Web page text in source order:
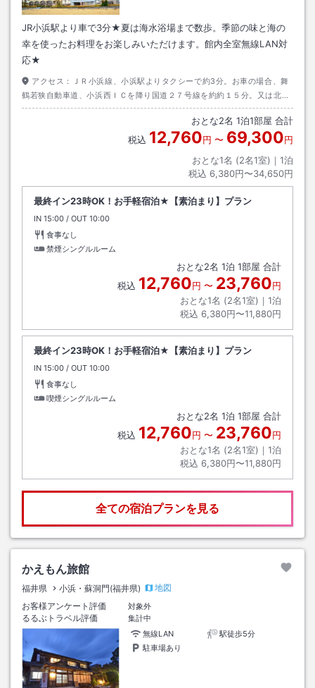
JR小浜駅より車で3分★夏は海水浴場まで数歩。季節の味と海の
幸を使ったお料理をお楽しみいただけます。館内全室無線LAN対
応★
アクセス：
ＪＲ小浜線、小浜駅よりタクシーで約3分。お車の場合、舞
鶴若狭自動車道、小浜西ＩＣを降り国道２７号線を約約１５分。又は北陸
自動車道・敦賀ＩＣを降り国道２７号線を約１時間。
おとな2名 1泊1部屋 合計
税込 12,760円 〜 69,300円
おとな1名 (2名1室)｜ 1泊
税込 6,380円〜34,650円
最終イン23時OK！お手軽宿泊★【素泊まり】プラン
IN チェックイン
15:00 / OUT チェックアウト
10:00
食事なし
禁煙シングルルーム
おとな2名 1泊 1部屋 合計
税込 12,760円 〜 23,760円
おとな1名 (2名1室)｜ 1泊
税込 6,380円〜11,880円
最終イン23時OK！お手軽宿泊★【素泊まり】プラン
IN チェックイン
15:00 / OUT チェックアウト
10:00
食事なし
喫煙シングルルーム
おとな2名 1泊 1部屋 合計
税込 12,760円 〜 23,760円
おとな1名 (2名1室)｜ 1泊
税込 6,380円〜11,880円
全ての宿泊プランを見る
かえもん旅館
福井県 小浜・蘇洞門(福井県)
地図
お客様アンケート評価
対象外
るるぶトラベル評価
集計中
無線LAN
駅徒歩5分
駐車場あり